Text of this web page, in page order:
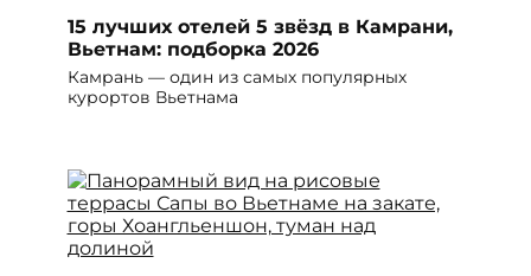
15 лучших отелей 5 звёзд в Камрани,
Вьетнам: подборка 2026
Камрань — один из самых популярных
курортов Вьетнама